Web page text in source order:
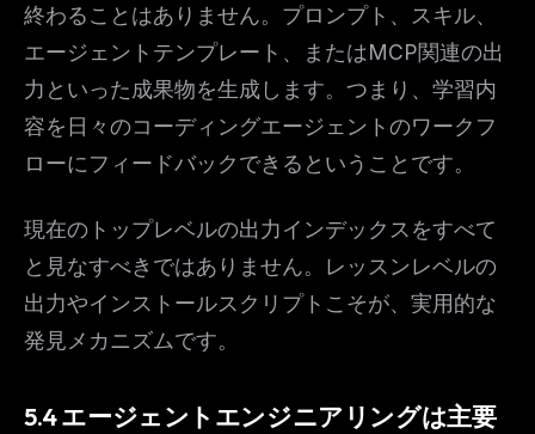
終わることはありません。プロンプト、スキル、
エージェントテンプレート、またはMCP関連の出
力といった成果物を生成します。つまり、学習内
容を日々のコーディングエージェントのワークフ
ローにフィードバックできるということです。
現在のトップレベルの出力インデックスをすべて
と見なすべきではありません。レッスンレベルの
出力やインストールスクリプトこそが、実用的な
発見メカニズムです。
5.4 エージェントエンジニアリングは主要